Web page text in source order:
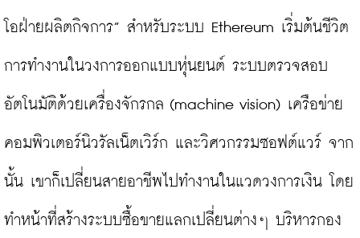
โอฝ่ายผลิตกิจการ” สำหรับระบบ Ethereum เริ่มต้นชีวิต
การทำงานในวงการออกแบบหุ่นยนต์ ระบบตรวจสอบ
อัตโนมัติด้วยเครื่องจักรกล (machine vision) เครือข่าย
คอมพิวเตอร์นิวรัลเน็ตเวิร์ก และวิศวกรรมซอฟต์แวร์ จาก
นั้น เขาก็เปลี่ยนสายอาชีพไปทำงานในแวดวงการเงิน โดย
ทำหน้าที่สร้างระบบซื้อขายแลกเปลี่ยนต่างๆ บริหารกอง